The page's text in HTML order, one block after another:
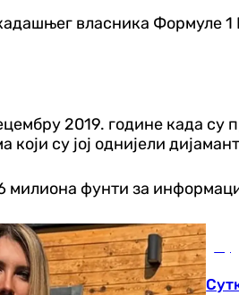
власника Формуле
2019. године када
су јој однијели
милиона фунти за